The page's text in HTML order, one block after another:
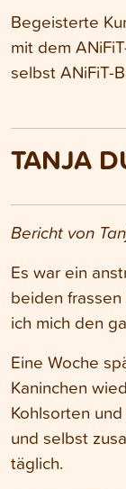
Begeisterte
mit dem
selbst ANiFiT-
TANJA
Bericht von
Es war ein
beiden
ich mich den
Eine Woche
Kaninchen
Kohlsorten
und selbst
täglich.